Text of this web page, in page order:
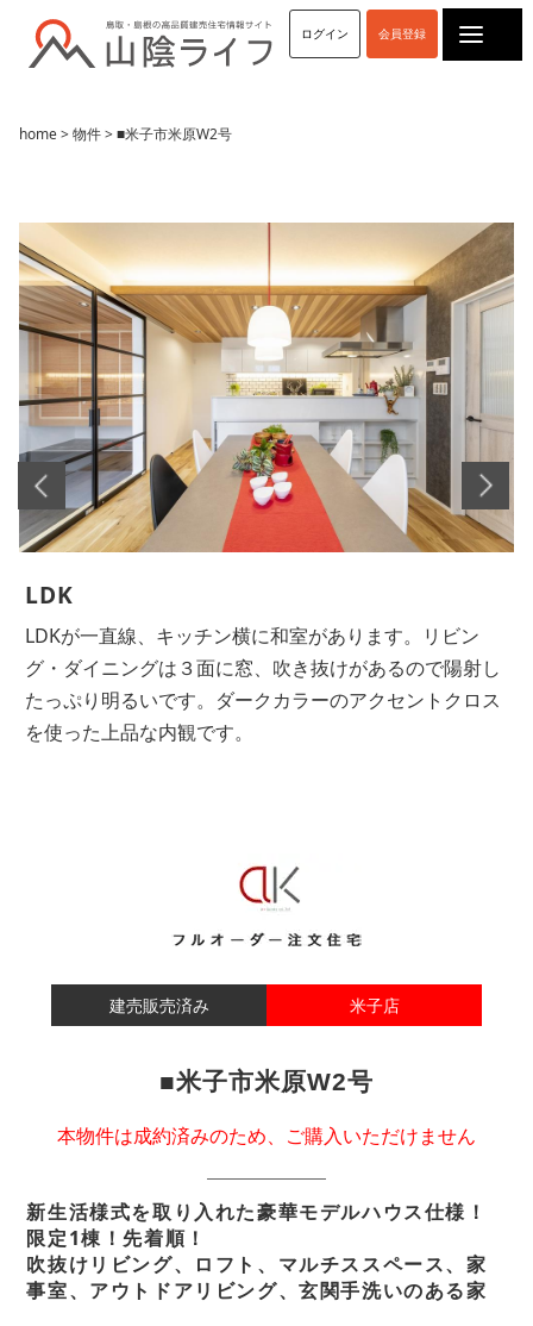
ログイン 会員登録
home>物件> ■米子市米原W2号
LDK
LDKが一直線、キッチン横に和室があります。リビン
グ・ダイニングは３面に窓、吹き抜けがあるので陽射し
たっぷり明るいです。ダークカラーのアクセントクロス
を使った上品な内観です。
建売販売済み 米子店
■米子市米原W2号
本物件は成約済みのため、ご購入いただけません
新生活様式を取り入れた豪華モデルハウス仕様！
限定1棟！先着順！
吹抜けリビング、ロフト、マルチススペース、家
事室、アウトドアリビング、玄関手洗いのある家